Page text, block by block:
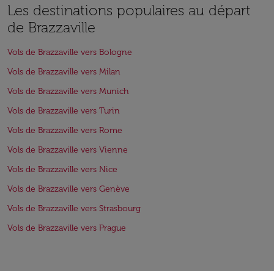
Les destinations populaires au départ
de Brazzaville
Vols de Brazzaville vers Bologne
Vols de Brazzaville vers Milan
Vols de Brazzaville vers Munich
Vols de Brazzaville vers Turin
Vols de Brazzaville vers Rome
Vols de Brazzaville vers Vienne
Vols de Brazzaville vers Nice
Vols de Brazzaville vers Genève
Vols de Brazzaville vers Strasbourg
Vols de Brazzaville vers Prague